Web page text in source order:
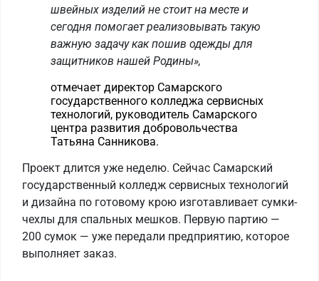
швейных изделий не стоит на месте и
сегодня помогает реализовывать такую
важную задачу как пошив одежды для
защитников нашей Родины»,
отмечает директор Самарского
государственного колледжа сервисных
технологий, руководитель Самарского
центра развития добровольчества
Татьяна Санникова.
Проект длится уже неделю. Сейчас Самарский
государственный колледж сервисных технологий
и дизайна по готовому крою изготавливает сумки-
чехлы для спальных мешков. Первую партию —
200 сумок — уже передали предприятию, которое
выполняет заказ.